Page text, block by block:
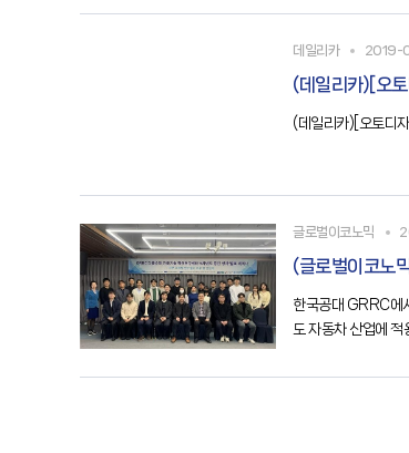
데일리카 2019-
(데일리카)[오
(데일리카)[오토디
글로벌이코노믹
(글로벌이코노
한국공대 GRRC에